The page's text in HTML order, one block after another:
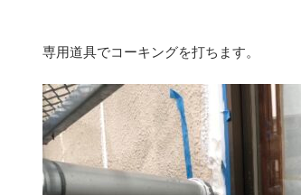
専用道具でコーキングを打ちます。